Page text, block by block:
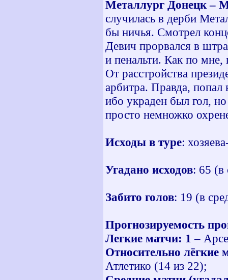
Металлург Донецк –
случилась в дерби
бы ничья. Смотрел
Девич прорвался в
и пенальти. Как по мне,
От расстройства
арбитра. Правда, попал
ибо украден был гол,
просто немножко
Исходы в туре:
Угадано исходов: 65 (в
Забито голов: 19 (в
Прогнозируемость
Легкие матчи: 1 –
Относительно
Атлетико (14 из 22);